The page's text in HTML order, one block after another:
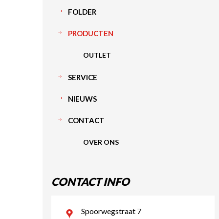
FOLDER
PRODUCTEN
OUTLET
SERVICE
NIEUWS
CONTACT
OVER ONS
CONTACT INFO
Spoorwegstraat 7